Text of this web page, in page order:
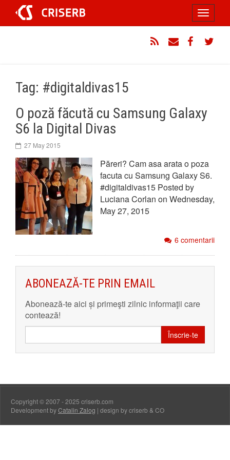
conținut
Toggle
Tag: #digitaldivas15
O poză făcută cu Samsung Galaxy
S6 la Digital Divas
27 May 2015
Păreri? Cam asa arata o poza
facuta cu Samsung Galaxy S6.
#digitaldivas15 Posted by
Luciana Corlan on Wednesday,
May 27, 2015
6 comentarii
ABONEAZĂ-TE PRIN EMAIL
Abonează-te aici și primeşti zilnic informaţii care
contează!
Înscrie-te
Copyright © 2007 - 2025 criserb.com
Development byCatalin Zalog | design by criserb & CO